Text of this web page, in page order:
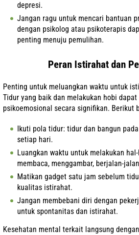
depresi.
Jangan ragu untuk mencari bantuan
dengan psikolog atau psikoterapis
penting menuju pemulihan.
Peran Istirahat dan
Penting untuk meluangkan waktu untuk
Tidur yang baik dan melakukan hobi
psikoemosional secara signifikan. Berikut
Ikuti pola tidur: tidur dan bangun
setiap hari.
Luangkan waktu untuk melakukan
membaca, menggambar, berjalan-
Matikan gadget satu jam sebelum
kualitas istirahat.
Jangan membebani diri dengan
untuk spontanitas dan istirahat.
Kesehatan mental terkait langsung